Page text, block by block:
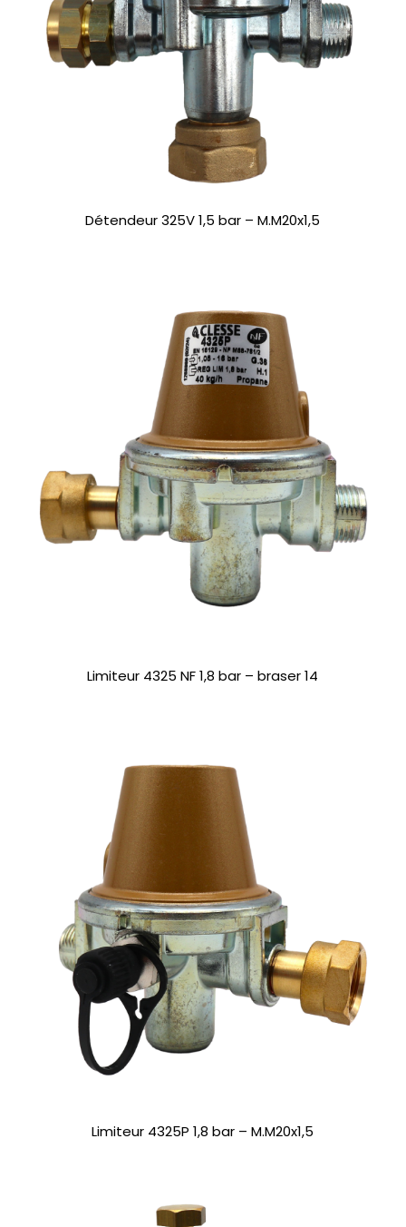
Détendeur 325V 1,5 bar – M.M20x1,5
Limiteur 4325 NF 1,8 bar – braser 14
Limiteur 4325P 1,8 bar – M.M20x1,5